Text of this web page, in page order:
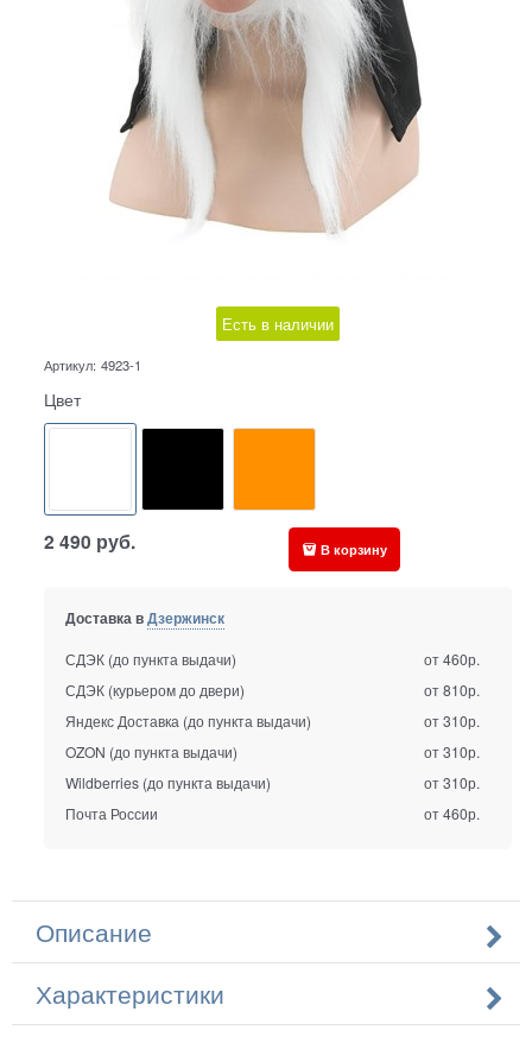
Есть в наличии
Артикул: 4923-1
Цвет
2 490 руб. В корзину
Доставка вДзержинск
СДЭК (до пункта выдачи)
от 460р.
СДЭК (курьером до двери)
от 810р.
Яндекс Доставка (до пункта выдачи)
от 310р.
OZON (до пункта выдачи)
от 310р.
Wildberries (до пункта выдачи)
от 310р.
Почта России
от 460р.
Описание
Характеристики